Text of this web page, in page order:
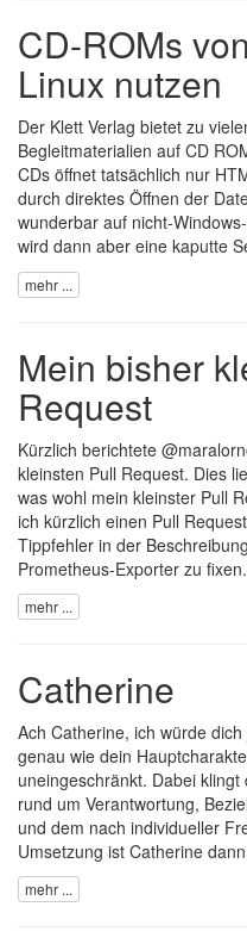
CD-ROMs
Linux nutzen
Der Klett Verlag bietet zu
Begleitmaterialien auf CD
CDs öffnet tatsächlich nur
durch direktes Öffnen der
wunderbar auf nicht-
wird dann aber eine kaputte
mehr ...
Mein bisher
Request
Kürzlich berichtete
kleinsten Pull Request. Dies
was wohl mein kleinster Pull
ich kürzlich einen Pull
Tippfehler in der
Prometheus-Exporter zu fixen
mehr ...
Catherine
Ach Catherine, ich würde
genau wie dein
uneingeschränkt. Dabei
rund um Verantwortung,
und dem nach individueller
Umsetzung ist Catherine
mehr ...